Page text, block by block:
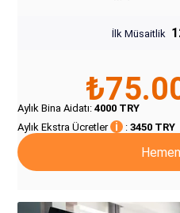
İlk Müsaitlik
Aylık Bina Aidatı: 4000 TRY
Aylık Ekstra Ücretler
i : 3450 TRY